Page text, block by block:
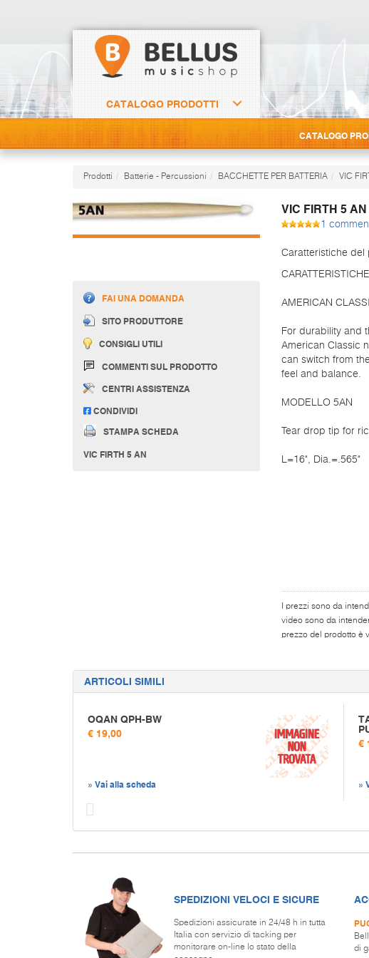
CATALOGO PRODOTTI
CATALOGO
Prodotti Batterie - Percussioni BACCHETTE PER BATTERIA VIC
VIC FIRTH 5 AN
1
FAI UNA DOMANDA
SITO PRODUTTORE
CONSIGLI UTILI
COMMENTI SUL PRODOTTO
CENTRI ASSISTENZA
CONDIVIDI
STAMPA SCHEDA
VIC FIRTH 5 AN
Caratteristiche del
AMERICAN
For durability and
American Classic
can switch from
feel and balance.
MODELLO 5AN
Tear drop tip for
L=16", Dia.=.565"
I prezzi sono da
video sono da
prezzo del prodotto è
ARTICOLI SIMILI
OQAN QPH-BW
€ 19,00
» Vai alla scheda
€
»
SPEDIZIONI VELOCI E SICURE
Spedizioni assicurate in 24/48 h in tutta
Italia con servizio di tacking per
monitorare on-line lo stato della
di